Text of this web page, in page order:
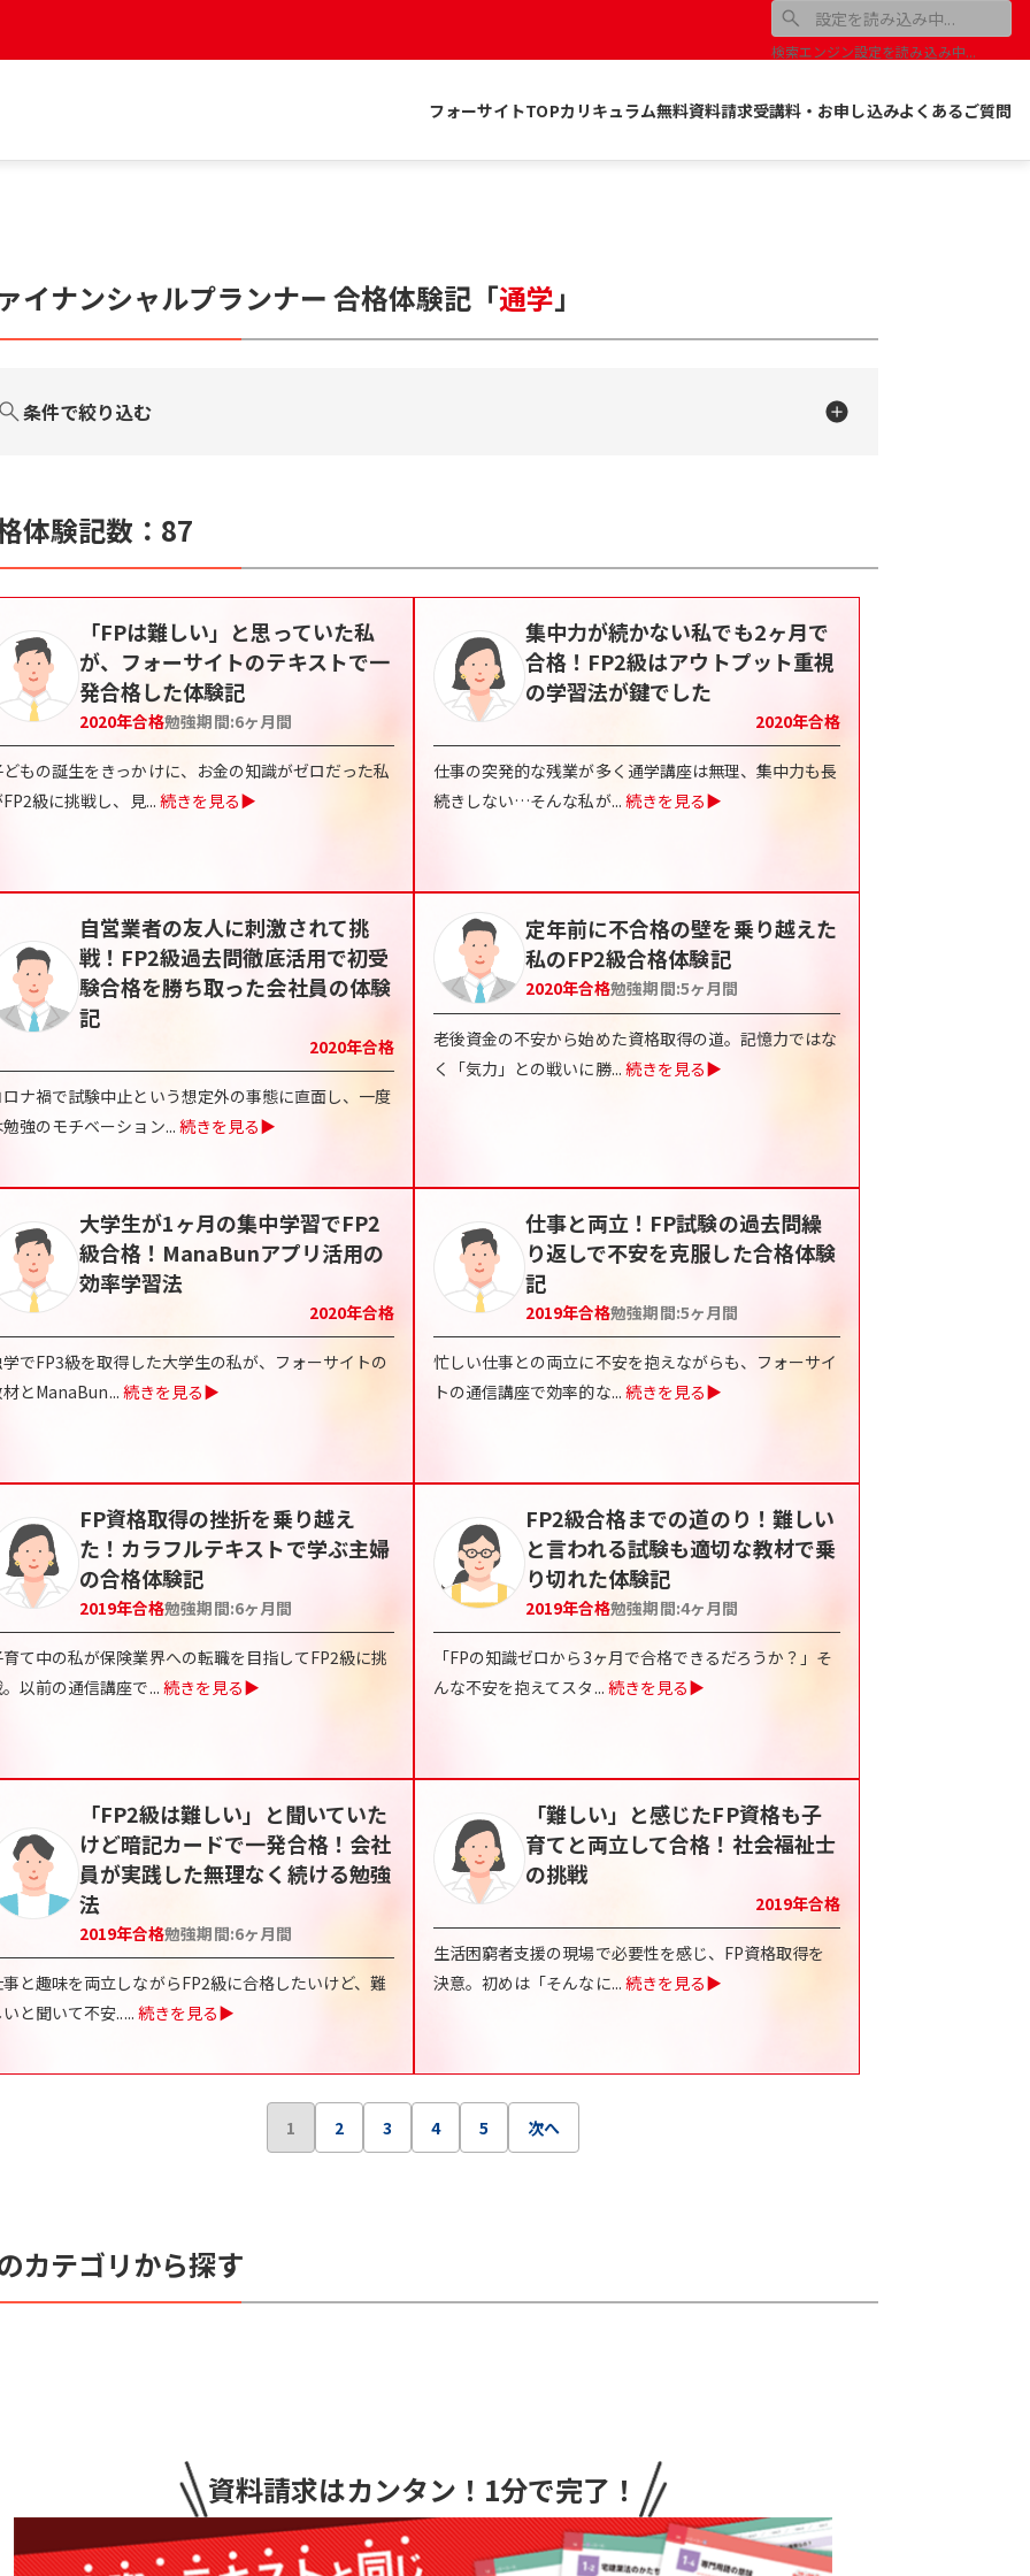
検索エンジン設定を読み込み中...
フォーサイトTOPカリキュラム無料資料請求受講料・お申し込みよくあるご質問
イナンシャルプランナー 合格体験記「通学」
条件で絞り込む
体験記数： 87
「FPは難しい」と思っていた私
が、フォーサイトのテキストで一
発合格した体験記
2020年合格勉強期間:6ヶ月間
もの誕生をきっかけに、お金の知識がゼロだった私
級に挑戦し、見... 続きを見る▶
集中力が続かない私でも2ヶ月で
合格！FP2級はアウトプット重視
の学習法が鍵でした
2020年合格
仕事の突発的な残業が多く通学講座は無理、集中力も長
続きしない…そんな私が... 続きを見る▶
自営業者の友人に刺激されて挑
戦！FP2級過去問徹底活用で初受
験合格を勝ち取った会社員の体験
記
2020年合格
ナ禍で試験中止という想定外の事態に直面し、一度
強のモチベーション... 続きを見る▶
定年前に不合格の壁を乗り越えた
私のFP2級合格体験記
2020年合格勉強期間:5ヶ月間
老後資金の不安から始めた資格取得の道。記憶力ではな
く「気力」との戦いに勝... 続きを見る▶
大学生が1ヶ月の集中学習でFP2
級合格！ManaBunアプリ活用の
効率学習法
2020年合格
でFP3級を取得した大学生の私が、フォーサイトの
とManaBun... 続きを見る▶
仕事と両立！FP試験の過去問繰
り返しで不安を克服した合格体験
記
2019年合格勉強期間:5ヶ月間
忙しい仕事との両立に不安を抱えながらも、フォーサイ
トの通信講座で効率的な... 続きを見る▶
FP資格取得の挫折を乗り越え
た！カラフルテキストで学ぶ主婦
の合格体験記
2019年合格勉強期間:6ヶ月間
て中の私が保険業界への転職を目指してFP2級に挑
以前の通信講座で... 続きを見る▶
FP2級合格までの道のり！難しい
と言われる試験も適切な教材で乗
り切れた体験記
2019年合格勉強期間:4ヶ月間
「FPの知識ゼロから3ヶ月で合格できるだろうか？」そ
んな不安を抱えてスタ ... 続きを見る▶
「FP2級は難しい」と聞いていた
けど暗記カードで一発合格！会社
員が実践した無理なく続ける勉強
法
2019年合格勉強期間:6ヶ月間
と趣味を両立しながらFP2級に合格したいけど、難
と聞いて不安..... 続きを見る▶
「難しい」と感じたFP資格も子
育てと両立して合格！社会福祉士
の挑戦
2019年合格
生活困窮者支援の現場で必要性を感じ、FP資格取得を
決意。初めは「そんなに... 続きを見る▶
1 2 3 4 5 次へ
カテゴリから探す
資料請求はカンタン ！1分で完了！